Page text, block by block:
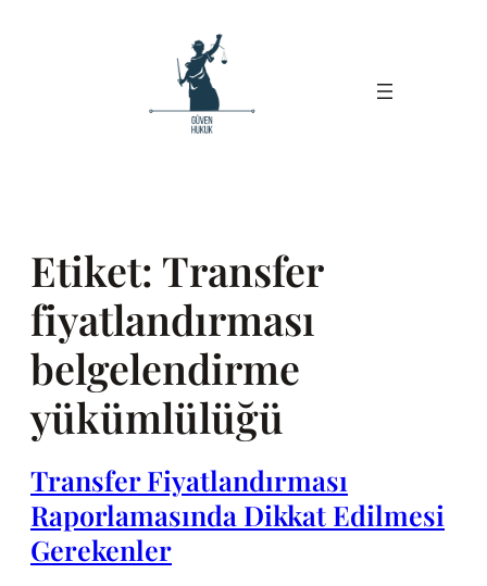
Etiket: Transfer
fiyatlandırması
belgelendirme
yükümlülüğü
Transfer Fiyatlandırması
Raporlamasında Dikkat Edilmesi
Gerekenler